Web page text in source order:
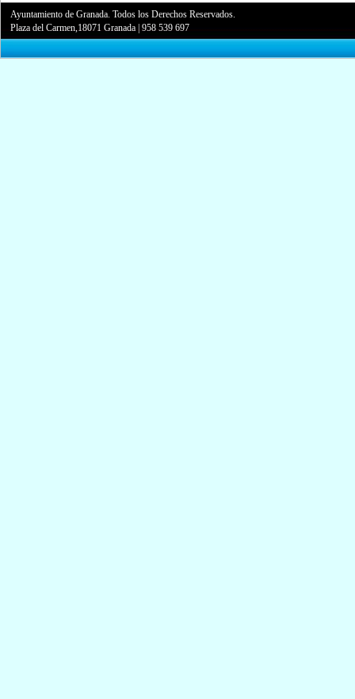
Ayuntamiento de Granada. Todos los Derechos Reservados.
Plaza del Carmen,18071 Granada |958 539 697